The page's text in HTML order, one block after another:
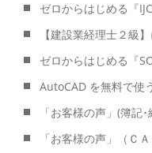
ゼロからはじめる『
【建設業経理士２級
ゼロからはじめる『
AutoCAD を無料で使
「お客様の声」(簿記
「お客様の声」（ＣＡ